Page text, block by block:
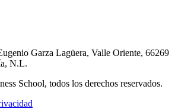
Garza Lagüera, Valle Oriente, 66269
N.L.
School, todos los derechos reservados.